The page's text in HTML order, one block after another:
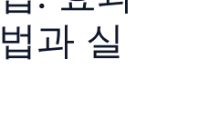
과 실